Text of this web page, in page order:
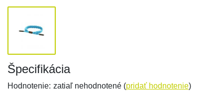
Špecifikácia
Hodnotenie: zatiaľ nehodnotené (pridať hodnotenie)